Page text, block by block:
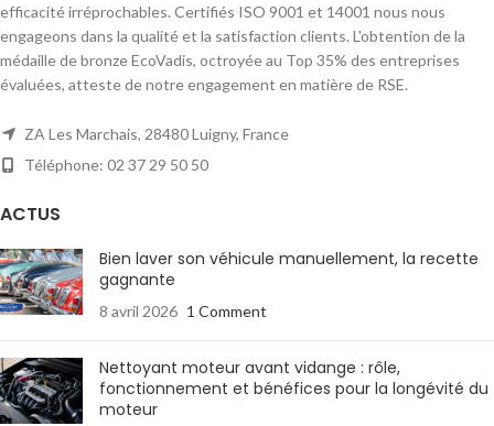
efficacité irréprochables. Certifiés ISO 9001 et 14001 nous nous
engageons dans la qualité et la satisfaction clients. L'obtention de la
médaille de bronze EcoVadis, octroyée au Top 35% des entreprises
évaluées, atteste de notre engagement en matière de RSE.
ZA Les Marchais, 28480 Luigny, France
Téléphone: 02 37 29 50 50
ACTUS
Bien laver son véhicule manuellement, la recette
gagnante
8 avril 2026 1 Comment
Nettoyant moteur avant vidange : rôle,
fonctionnement et bénéfices pour la longévité du
moteur